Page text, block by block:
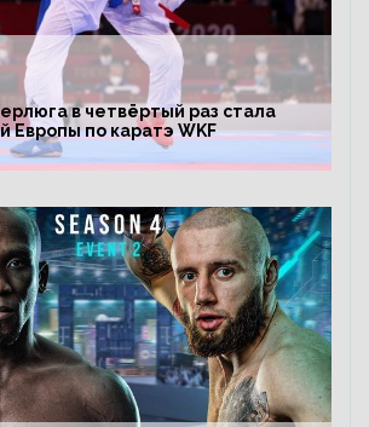
в четвёртый раз стала
Европы по каратэ WKF